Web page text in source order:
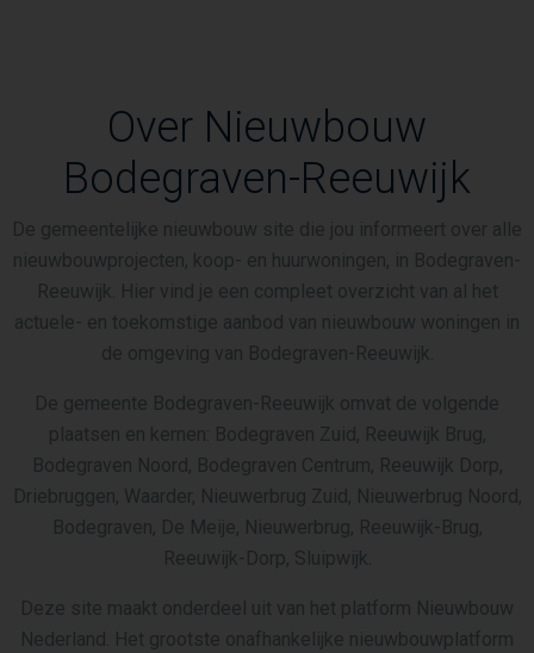
Over Nieuwbouw
Bodegraven-Reeuwijk
De gemeentelijke nieuwbouw site die jou informeert over alle
nieuwbouwprojecten, koop- en huurwoningen, in Bodegraven-
Reeuwijk. Hier vind je een compleet overzicht van al het
actuele- en toekomstige aanbod van nieuwbouw woningen in
de omgeving van Bodegraven-Reeuwijk.
De gemeente Bodegraven-Reeuwijk omvat de volgende
plaatsen en kernen: Bodegraven Zuid, Reeuwijk Brug,
Bodegraven Noord, Bodegraven Centrum, Reeuwijk Dorp,
Driebruggen, Waarder, Nieuwerbrug Zuid, Nieuwerbrug Noord,
Bodegraven, De Meije, Nieuwerbrug, Reeuwijk-Brug,
Reeuwijk-Dorp, Sluipwijk.
Deze site maakt onderdeel uit van het platform Nieuwbouw
Nederland. Het grootste onafhankelijke nieuwbouwplatform